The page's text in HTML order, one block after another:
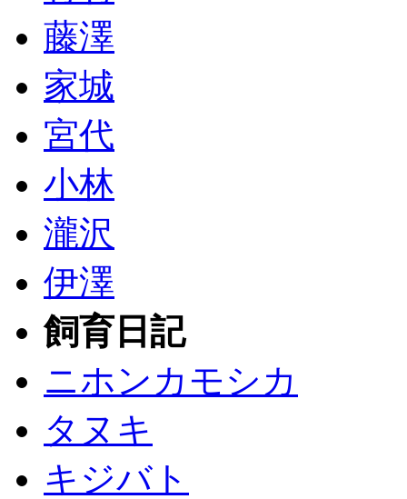
藤澤
家城
宮代
小林
瀧沢
伊澤
飼育日記
ニホンカモシカ
タヌキ
キジバト